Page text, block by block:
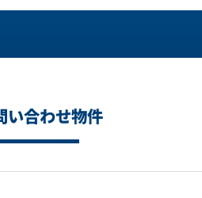
い合わせ物件